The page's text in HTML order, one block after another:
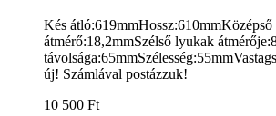
Kés
átmérő:18,2mmSzélső lyukak
új! Számlával postázzuk!
10 500 Ft